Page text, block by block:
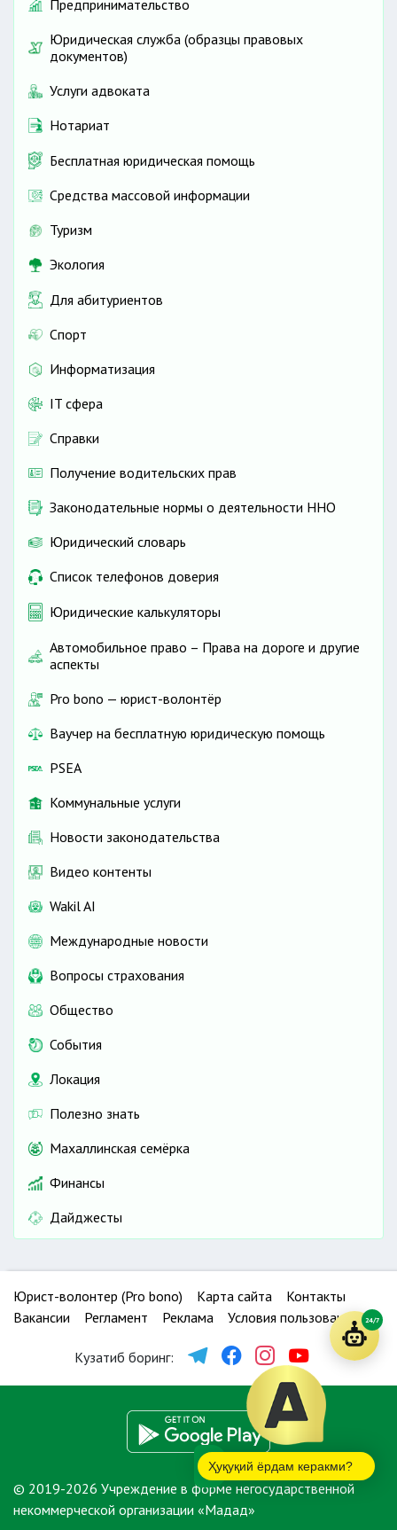
Предпринимательство
Юридическая служба (образцы правовых
документов)
Услуги адвоката
Нотариат
Бесплатная юридическая помощь
Средства массовой информации
Туризм
Экология
Для абитуриентов
Спорт
Информатизация
IT сфера
Справки
Получение водительских прав
Законодательные нормы о деятельности ННО
Юридический словарь
Список телефонов доверия
Юридические калькуляторы
Автомобильное право – Права на дороге и другие
аспекты
Pro bono — юрист-волонтёр
Ваучер на бесплатную юридическую помощь
PSEA
Коммунальные услуги
Новости законодательства
Видео контенты
Wakil AI
Международные новости
Вопросы страхования
Общество
События
Локация
Полезно знать
Махаллинская семёрка
Финансы
Дайджесты
Юрист-волонтер (Pro bono) Карта сайта
Контакты
Вакансии
Регламент Реклама Условия пользования
Кузатиб боринг:
© 2019-2026 Учреждение в форме негосударственной
некоммерческой организации «Мадад»
Ҳуқуқий ёрдам керакми?
24/7